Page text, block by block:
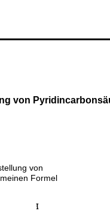
von
von
Formel